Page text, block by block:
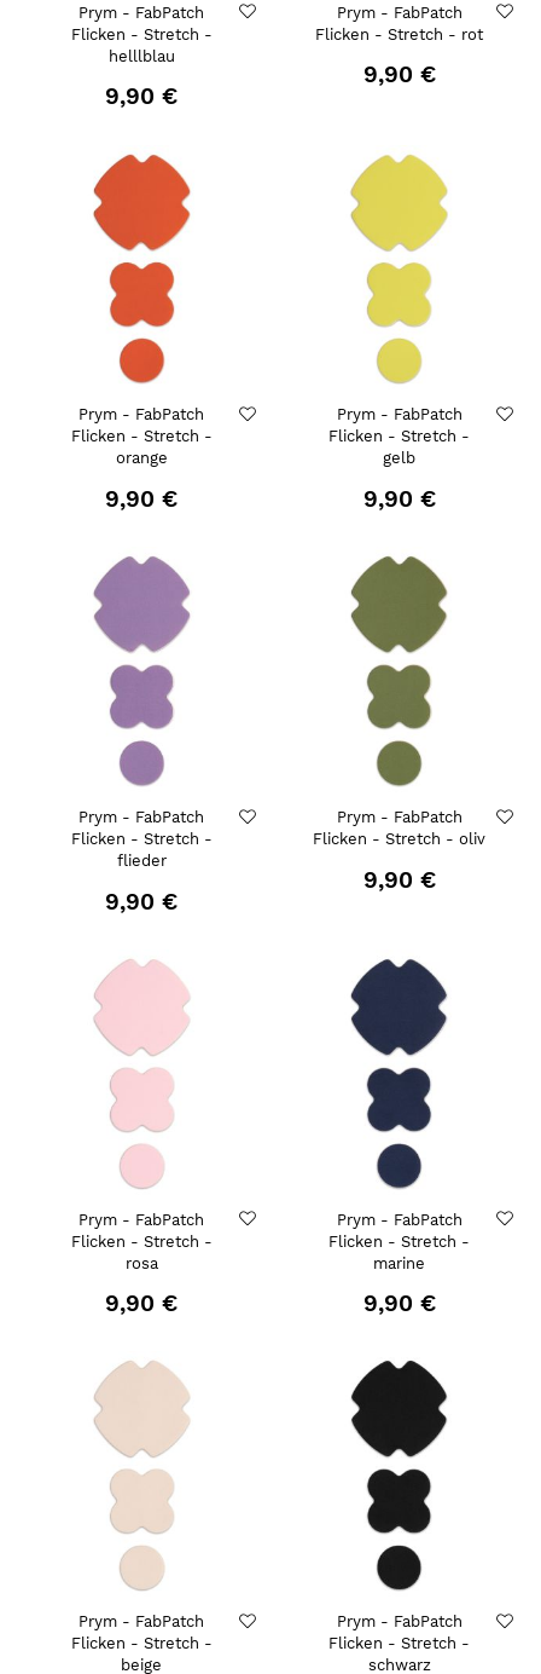
Prym - FabPatch
Flicken - Stretch -
helllblau
9,90 €
Prym - FabPatch
Flicken - Stretch - rot
9,90 €
Prym - FabPatch
Flicken - Stretch -
orange
9,90 €
Prym - FabPatch
Flicken - Stretch -
gelb
9,90 €
Prym - FabPatch
Flicken - Stretch -
flieder
9,90 €
Prym - FabPatch
Flicken - Stretch - oliv
9,90 €
Prym - FabPatch
Flicken - Stretch -
rosa
9,90 €
Prym - FabPatch
Flicken - Stretch -
marine
9,90 €
Prym - FabPatch
Flicken - Stretch -
beige
Prym - FabPatch
Flicken - Stretch -
schwarz